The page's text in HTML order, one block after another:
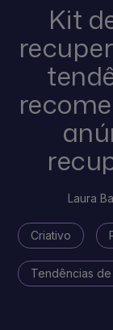
Kit
Laura
Criativo
Tendências